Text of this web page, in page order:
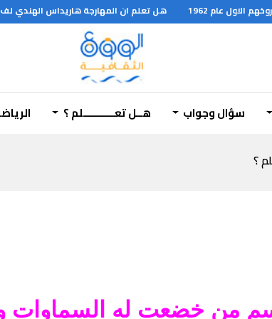
هل تعلم ان المهارجة هاريداس الهندي لف
سؤال وجواب هــل تعـــــــــــلم ؟
؟
من خضعت له السماوات